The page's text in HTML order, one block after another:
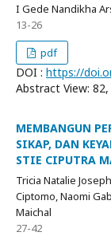
I Gede Nandikha
13-26
pdf
DOI : https://
Abstract View: 82,
MEMBANGUN
SIKAP, DAN
STIE CIPUTRA
Tricia Natalie
Ciptomo, Naomi
Maichal
27-42